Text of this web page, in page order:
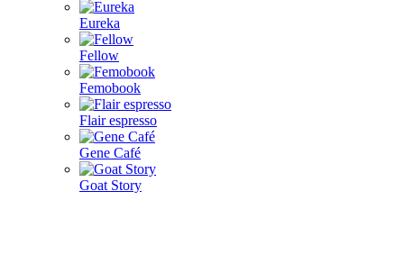
Eureka
Fellow
Femobook
Flair espresso
Gene Café
Goat Story